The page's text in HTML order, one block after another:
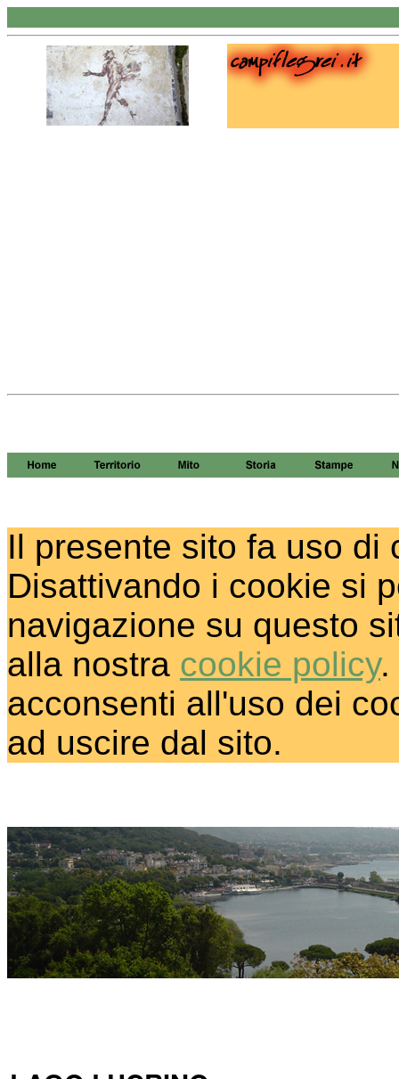
Il presente sito fa uso di
Disattivando i cookie si
navigazione su questo
alla nostra cookie policy.
acconsenti all'uso dei
ad uscire dal sito.